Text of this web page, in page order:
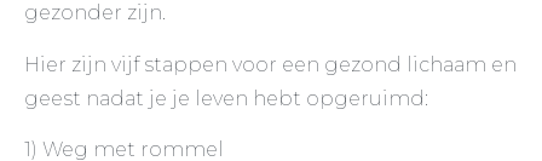
gezonder zijn.
Hier zijn vijf stappen voor een gezond lichaam en
geest nadat je je leven hebt opgeruimd:
1) Weg met rommel